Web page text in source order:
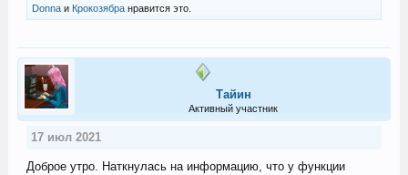
Donnaи Крокозябранравится это.
Тайин
Активный участник
17 июл 2021
Доброе утро. Наткнулась на информацию, что у функции